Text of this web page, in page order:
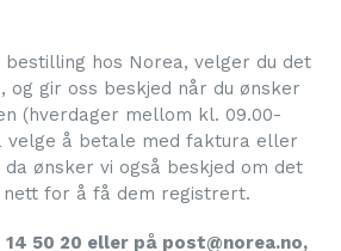
bestilling hos Norea, velger du det
og gir oss beskjed når du ønsker
(hverdager mellom kl. 09.00-
velge å betale med faktura eller
da ønsker vi også beskjed om det
for å få dem registrert.
50 20 eller på post@norea.no,